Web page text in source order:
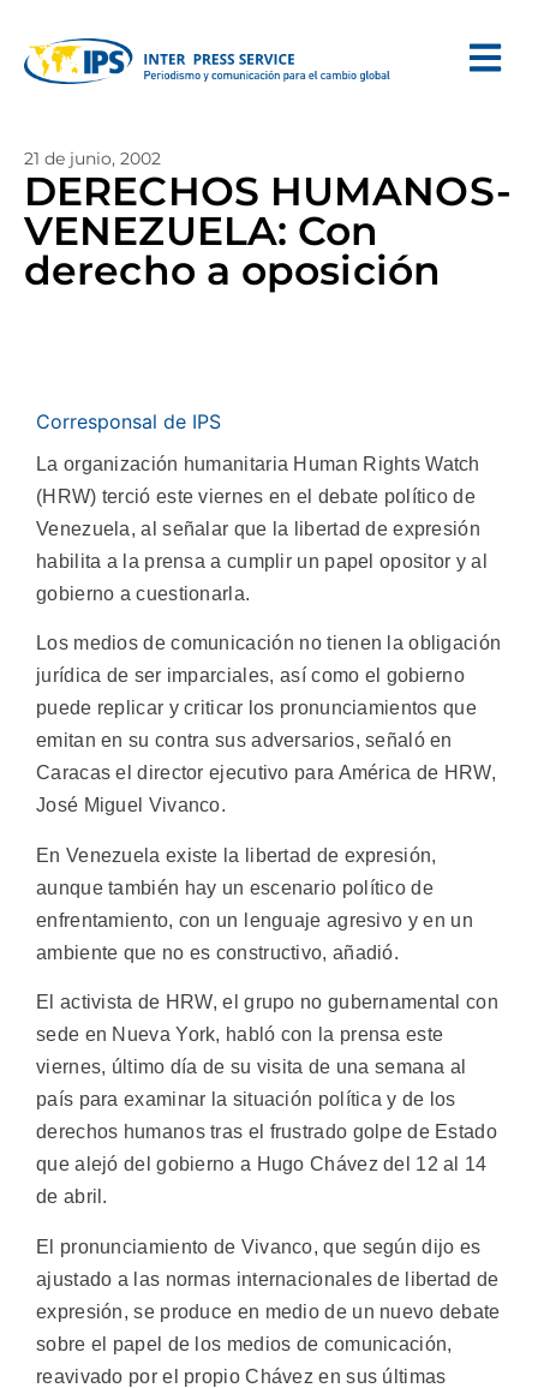
21 de junio, 2002
DERECHOS HUMANOS-
VENEZUELA: Con
derecho a oposición
Corresponsal de IPS
La organización humanitaria Human Rights Watch
(HRW) terció este viernes en el debate político de
Venezuela, al señalar que la libertad de expresión
habilita a la prensa a cumplir un papel opositor y al
gobierno a cuestionarla.
Los medios de comunicación no tienen la obligación
jurídica de ser imparciales, así como el gobierno
puede replicar y criticar los pronunciamientos que
emitan en su contra sus adversarios, señaló en
Caracas el director ejecutivo para América de HRW,
José Miguel Vivanco.
En Venezuela existe la libertad de expresión,
aunque también hay un escenario político de
enfrentamiento, con un lenguaje agresivo y en un
ambiente que no es constructivo, añadió.
El activista de HRW, el grupo no gubernamental con
sede en Nueva York, habló con la prensa este
viernes, último día de su visita de una semana al
país para examinar la situación política y de los
derechos humanos tras el frustrado golpe de Estado
que alejó del gobierno a Hugo Chávez del 12 al 14
de abril.
El pronunciamiento de Vivanco, que según dijo es
ajustado a las normas internacionales de libertad de
expresión, se produce en medio de un nuevo debate
sobre el papel de los medios de comunicación,
reavivado por el propio Chávez en sus últimas